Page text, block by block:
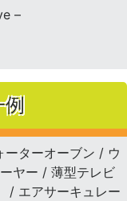
–
例
ターオーブン / ウ
ヤー / 薄型テレビ
/ エアサーキュレー